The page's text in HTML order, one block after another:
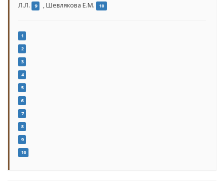
Л.Л.
9 ,Шевлякова Е.М. 10
1
2
3
4
5
6
7
8
9
10